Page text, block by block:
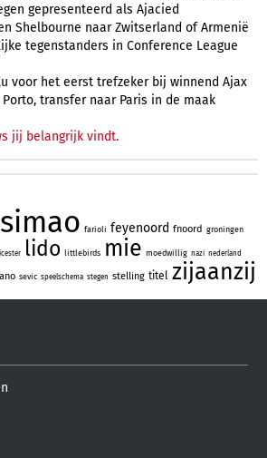
gepresenteerd als Ajacied
Shelbourne naar Zwitserland of Armenië
tegenstanders in Conference League
voor het eerst trefzeker bij winnend Ajax
transfer naar Paris in de maak
jij belangrijk vindt.
farioli feyenoord fnoord groningen
lido littlebirds mie moedwillig nazi nederland
sevic speelschema stegen stelling titel zijaanzij